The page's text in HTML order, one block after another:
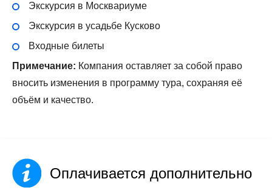
Экскурсия в Москвариуме
Экскурсия в усадьбе Кусково
Входные билеты
Примечание: Компания оставляет за собой право
вносить изменения в программу тура, сохраняя её
объём и качество.
Оплачивается дополнительно